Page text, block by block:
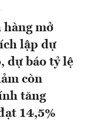
hàng mở
lập dự
dự báo tỷ lệ
còn
tăng
14,5%